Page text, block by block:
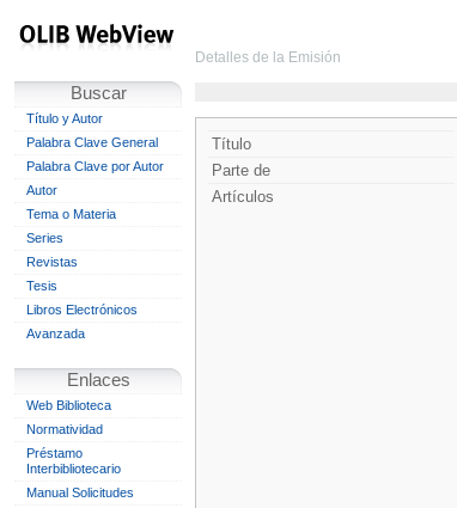
Buscar
Título y Autor
Palabra Clave General
Palabra Clave por Autor
Autor
Tema o Materia
Series
Revistas
Tesis
Libros Electrónicos
Avanzada
Enlaces
Web Biblioteca
Normatividad
Préstamo
Interbibliotecario
Manual Solicitudes
Detalles de la Emisión
Título
Parte de
Artículos